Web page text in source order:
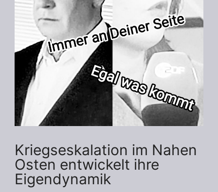
Kriegseskalation im Nahen
Osten entwickelt ihre
Eigendynamik